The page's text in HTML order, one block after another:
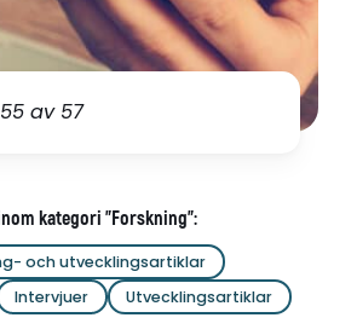
av 57
kategori "Forskning":
och utvecklingsartiklar
Intervjuer Utvecklingsartiklar